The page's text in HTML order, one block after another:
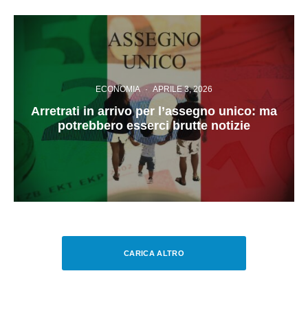
ECONOMIA · APRILE 3, 2026
Arretrati in arrivo per l’assegno unico: ma
potrebbero esserci brutte notizie
CARICA ALTRO